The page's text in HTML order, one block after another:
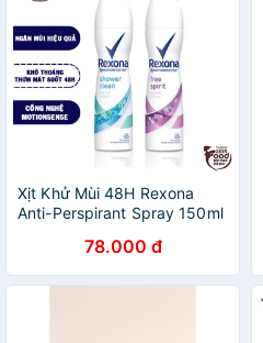
Xịt Khử Mùi 48H Rexona
Anti-Perspirant Spray 150ml
78.000 đ